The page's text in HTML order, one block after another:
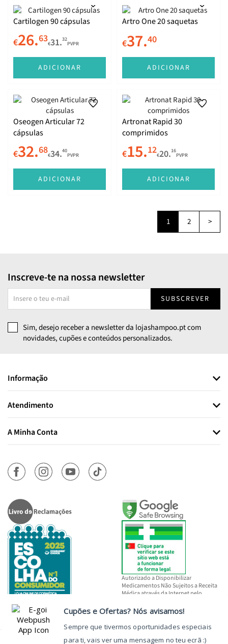
Cartilogen 90 cápsulas
€26.63€31.32
PVPR
ADICIONAR
Artro One 20 saquetas
€37.40
ADICIONAR
Oseogen Articular 72
cápsulas
€32.68€34.40
PVPR
ADICIONAR
Artronat Rapid 30
comprimidos
€15.12€20.16
PVPR
ADICIONAR
1 2 >
Inscreve-te na nossa newsletter
SUBSCREVER
Sim, desejo receber a newsletter da lojashampoo.pt com
novidades, cupões e conteúdos personalizados.
Informação
Atendimento
A Minha Conta
Autorizado a Disponibilizar
Medicamentos Não Sujeitos a Receita
Médica através da Internet pelo